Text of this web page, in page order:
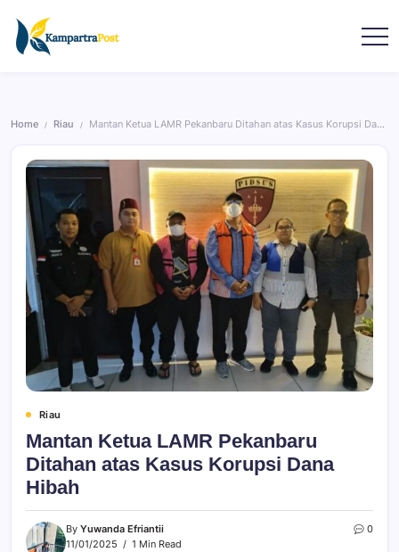
Home / Riau / Mantan Ketua LAMR Pekanbaru Ditahan atas Kasus Korupsi Dana Hibah
Riau
Mantan Ketua LAMR Pekanbaru
Ditahan atas Kasus Korupsi Dana
Hibah
By Yuwanda Efriantii
11/01/2025
1 Min Read
0